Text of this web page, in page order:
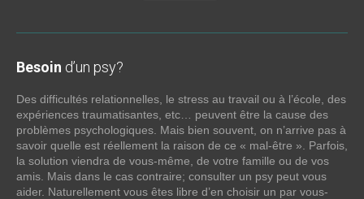
Besoin d’un psy?
Des difficultés relationnelles, le stress au travail ou à l’école, des
expériences traumatisantes, etc… peuvent être la cause des
problèmes psychologiques. Mais bien souvent, on n’arrive pas à
savoir quelle est réellement la raison de ce « mal-être ». Parfois,
la solution viendra de vous-même, de votre famille ou de vos
amis. Mais dans le cas contraire; consulter un psy peut vous
aider. Naturellement vous êtes libre d’en choisir un par vous-